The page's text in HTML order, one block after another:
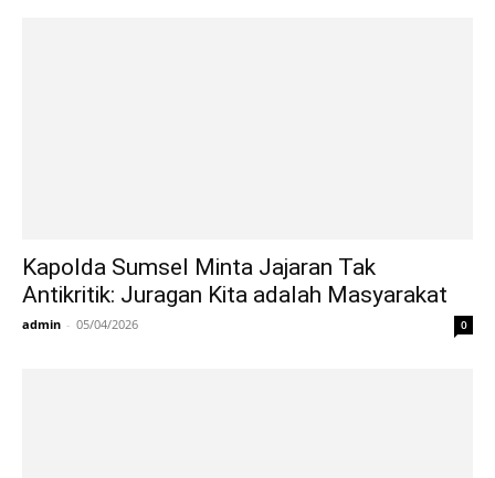
Kapolda Sumsel Minta Jajaran Tak
Antikritik: Juragan Kita adalah Masyarakat
admin - 05/04/2026 0